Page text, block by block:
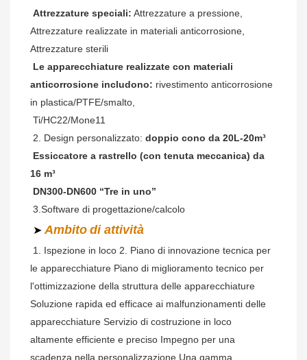
Attrezzature speciali: Attrezzature a pressione,
Attrezzature realizzate in materiali anticorrosione,
Attrezzature sterili
Le apparecchiature realizzate con materiali
anticorrosione includono: rivestimento anticorrosione
in plastica/PTFE/smalto,
Ti/HC22/Mone11
2. Design personalizzato: doppio cono da 20L-20m³
Essiccatore a rastrello (con tenuta meccanica) da
16 m³
DN300-DN600 “Tre in uno”
3.Software di progettazione/calcolo
➤ Ambito di attività
1. Ispezione in loco 2. Piano di innovazione tecnica per
le apparecchiature Piano di miglioramento tecnico per
l'ottimizzazione della struttura delle apparecchiature
Soluzione rapida ed efficace ai malfunzionamenti delle
apparecchiature Servizio di costruzione in loco
altamente efficiente e preciso Impegno per una
scadenza nella personalizzazione Una gamma